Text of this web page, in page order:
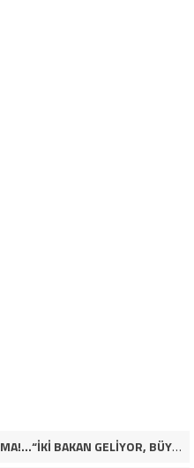
BÜYÜKÇEKMECE’DE TARİHİ BULUŞMA!…“İKİ BAKAN GELİYOR, BÜYÜKÇEKMECE’NİN ADLİYE KADERİ DEĞİŞECEK Mİ?”